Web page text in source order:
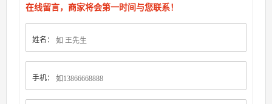
在线留言，商家将会第一时间与您联系！
姓名：
手机：